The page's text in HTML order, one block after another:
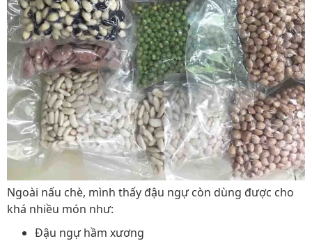
Ngoài nấu chè, mình thấy đậu ngự còn dùng được cho
khá nhiều món như:
Đậu ngự hầm xương